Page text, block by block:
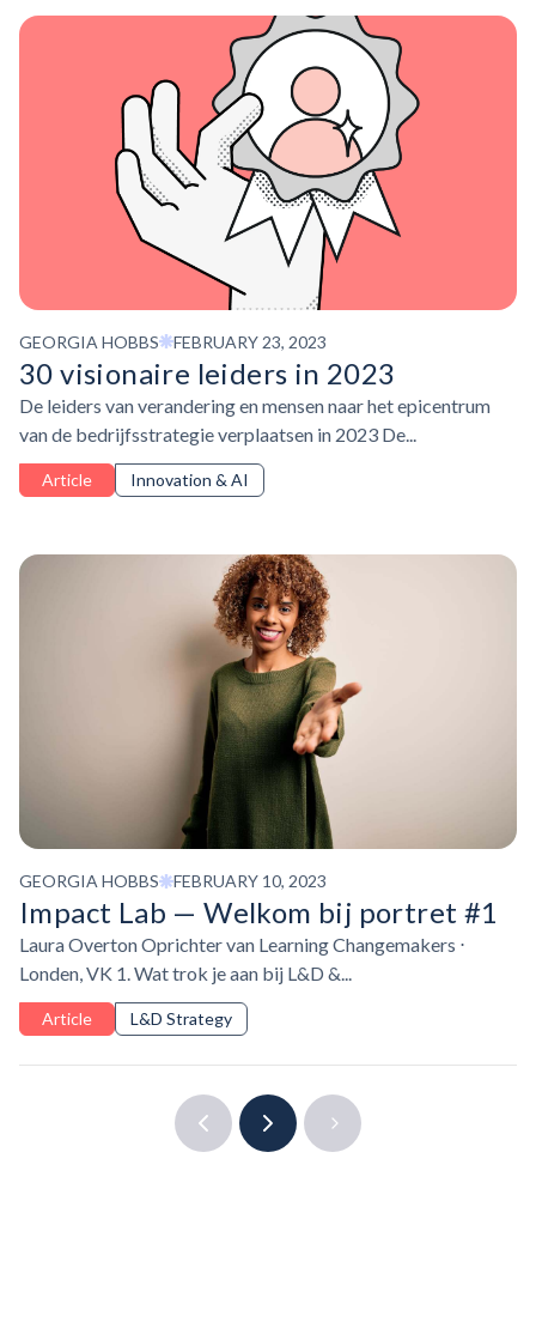
GEORGIA HOBBS FEBRUARY 23, 2023
30 visionaire leiders in 2023
De leiders van verandering en mensen naar het epicentrum
van de bedrijfsstrategie verplaatsen in 2023 De...
Article Innovation & AI
GEORGIA HOBBS FEBRUARY 10, 2023
Impact Lab — Welkom bij portret #1
Laura Overton Oprichter van Learning Changemakers ⋅
Londen, VK 1. Wat trok je aan bij L&D &...
Article L&D Strategy
1 / 4